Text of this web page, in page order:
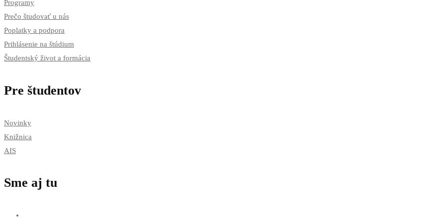
Programy
Prečo študovať u nás
Poplatky a podpora
Prihlásenie na štúdium
Študentský život a formácia
Pre študentov
Novinky
Knižnica
AIS
Sme aj tu